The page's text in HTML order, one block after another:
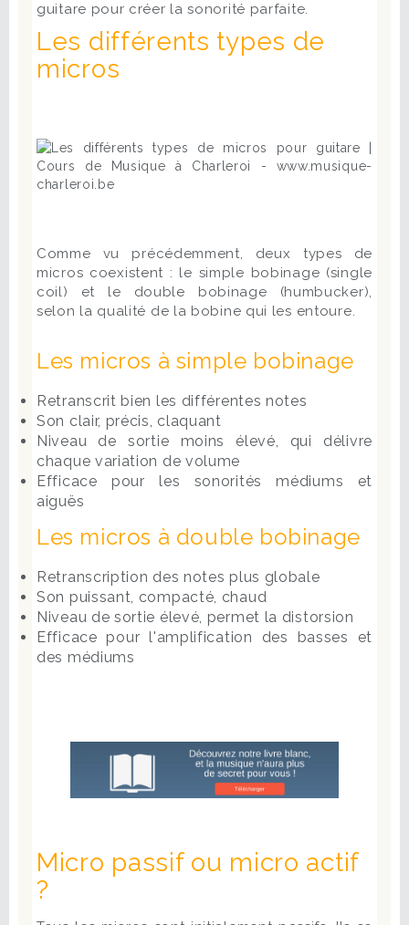
guitare pour créer la sonorité parfaite.
Les différents types de
micros
Comme vu précédemment, deux types de
micros coexistent : le simple bobinage (single
coil) et le double bobinage (humbucker),
selon la qualité de la bobine qui les entoure.
Les micros à simple bobinage
Retranscrit bien les différentes notes
Son clair, précis, claquant
Niveau de sortie moins élevé, qui délivre
chaque variation de volume
Efficace pour les sonorités médiums et
aiguës
Les micros à double bobinage
Retranscription des notes plus globale
Son puissant, compacté, chaud
Niveau de sortie élevé, permet la distorsion
Efficace pour l'amplification des basses et
des médiums
Micro passif ou micro actif
?